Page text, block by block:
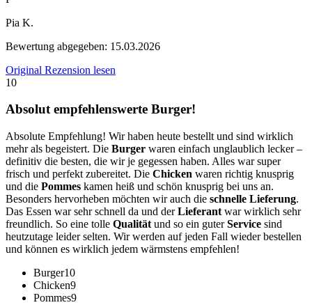
Pia K.
Bewertung abgegeben: 15.03.2026
Original Rezension lesen
10
Absolut empfehlenswerte Burger!
Absolute Empfehlung! Wir haben heute bestellt und sind wirklich
mehr als begeistert. Die Burger waren einfach unglaublich lecker –
definitiv die besten, die wir je gegessen haben. Alles war super
frisch und perfekt zubereitet. Die Chicken waren richtig knusprig
und die Pommes kamen heiß und schön knusprig bei uns an.
Besonders hervorheben möchten wir auch die schnelle Lieferung.
Das Essen war sehr schnell da und derLieferant war wirklich sehr
freundlich. So eine tolle Qualität und so ein guterService sind
heutzutage leider selten. Wir werden auf jeden Fall wieder bestellen
und können es wirklich jedem wärmstens empfehlen!
Burger10
Chicken9
Pommes9